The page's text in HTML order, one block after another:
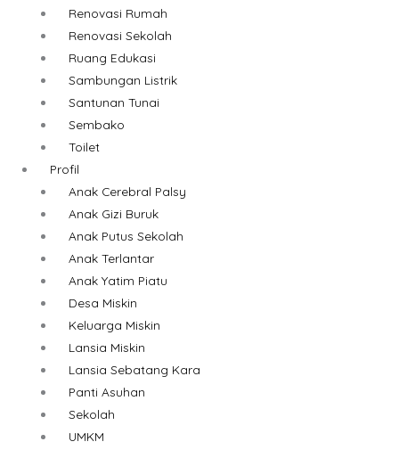
Renovasi Rumah
Renovasi Sekolah
Ruang Edukasi
Sambungan Listrik
Santunan Tunai
Sembako
Toilet
Profil
Anak Cerebral Palsy
Anak Gizi Buruk
Anak Putus Sekolah
Anak Terlantar
Anak Yatim Piatu
Desa Miskin
Keluarga Miskin
Lansia Miskin
Lansia Sebatang Kara
Panti Asuhan
Sekolah
UMKM